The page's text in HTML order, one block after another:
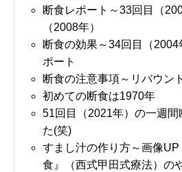
断食レポート～33回目（
（2008年）
断食の効果～34回目（
ポート
断食の注意事項～リバウン
初めての断食は1970年
51回目（2021年）の一週間
た(笑)
すまし汁の作り方～画像
食』（西式甲田式療法）の